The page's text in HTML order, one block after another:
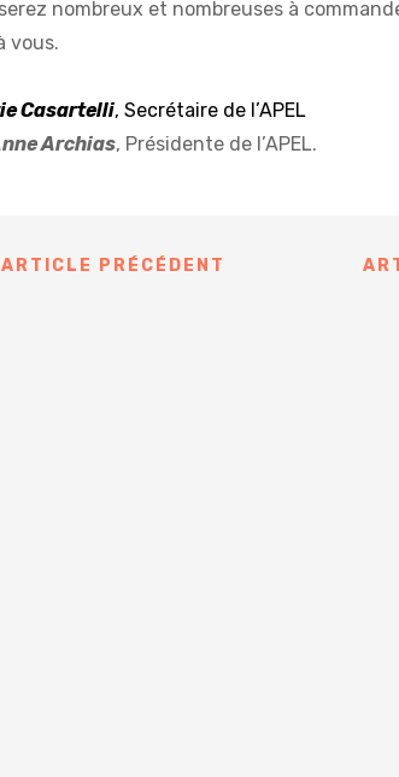
nombreux et nombreuses à
vous.
Casartelli, Secrétaire de l’APEL
Archias, Présidente de l’APEL.
ARTICLE PRÉCÉDENT